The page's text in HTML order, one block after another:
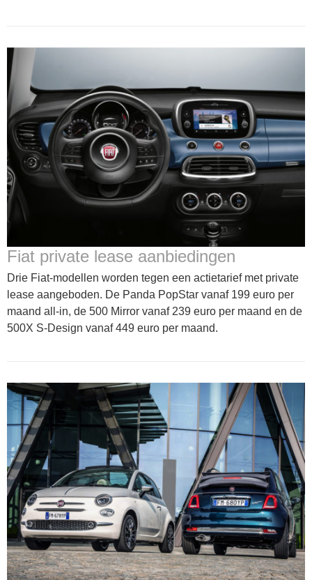
Fiat private lease aanbiedingen
Drie Fiat-modellen worden tegen een actietarief met private
lease aangeboden. De Panda PopStar vanaf 199 euro per
maand all-in, de 500 Mirror vanaf 239 euro per maand en de
500X S-Design vanaf 449 euro per maand.